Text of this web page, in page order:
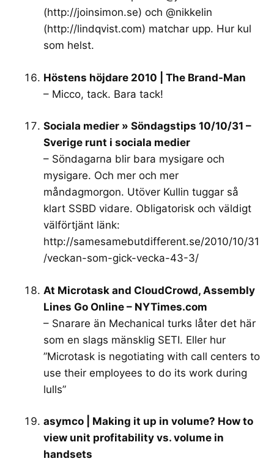
(http://joinsimon.se) och @nikkelin
(http://lindqvist.com) matchar upp. Hur kul
som helst.
Höstens höjdare 2010 | The Brand-Man
– Micco, tack. Bara tack!
Sociala medier » Söndagstips 10/10/31 –
Sverige runt i sociala medier
– Söndagarna blir bara mysigare och
mysigare. Och mer och mer
måndagmorgon. Utöver Kullin tuggar så
klart SSBD vidare. Obligatorisk och väldigt
välförtjänt länk:
http://samesamebutdifferent.se/2010/10/31
/veckan-som-gick-vecka-43-3/
At Microtask and CloudCrowd, Assembly
Lines Go Online – NYTimes.com
– Snarare än Mechanical turks låter det här
som en slags mänsklig SETI. Eller hur
”Microtask is negotiating with call centers to
use their employees to do its work during
lulls”
asymco | Making it up in volume? How to
view unit profitability vs. volume in
handsets